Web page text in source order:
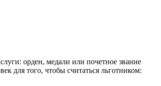
орден, медали или почетное звание
для того, чтобы считаться льготником: